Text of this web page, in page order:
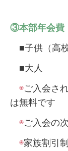
③本部年会費
■子供（高
■大
◉ご入会さ
は無料です
◉ご入会の
◉家族割引